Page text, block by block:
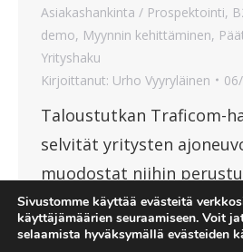
Asiakashankinta / Prospektointi,
demo, Myynnin kehittäminen,
Yrityshaku
Kirjoittanut: Urho Vyyryläinen
Taloustutkan Traficom-
selvität yritysten
muodostat niihin
myynnin tueksi.
Sivustomme käyttää evästeitä
käyttäjämäärien seuraamiseen. Voit
selaamista hyväksymällä evästeiden